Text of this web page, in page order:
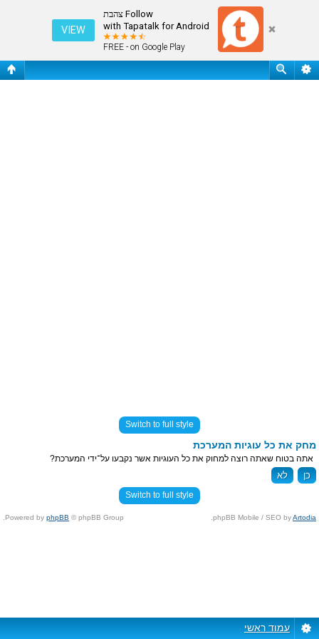
Follow צהבת
with Tapatalk for Android
FREE - on Google Play
VIEW
מחק את כל עוגיות המערכת
Switch to full style
מחק את כל עוגיות המערכת
אתה בטוח שאתה רוצה למחוק את כל העוגיות אשר נקבעו על־ידי המערכת?
Switch to full style
Powered by phpBB © phpBB Group. phpBB Mobile / SEO byArtodia
.
עמוד ראשי